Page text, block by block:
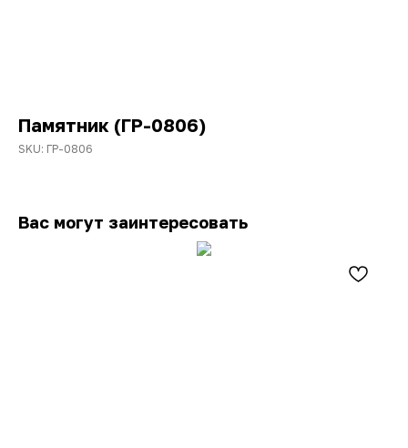
Памятник (ГР-0806)
SKU: ГР-0806
Вас могут заинтересовать